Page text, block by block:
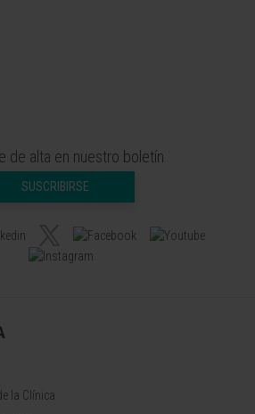
de alta en nuestro boletín
SUSCRIBIRSE
la Clínica